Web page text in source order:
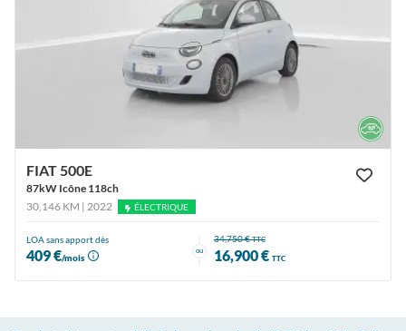
FIAT 500E
87kW Icône 118ch
30,146 KM | 2022
ÉLECTRIQUE
LOA sans apport dès
409 €/mois
ou
34,750 €TTC
16,900 € TTC